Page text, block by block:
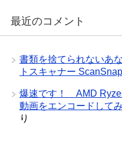
最近のコメント
書類を捨てられないあ
トスキャナー
爆速です！ AMD
動画をエンコードしてみ
り